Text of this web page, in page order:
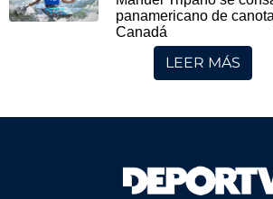
panamericano de
Canadá
LEER MÁS